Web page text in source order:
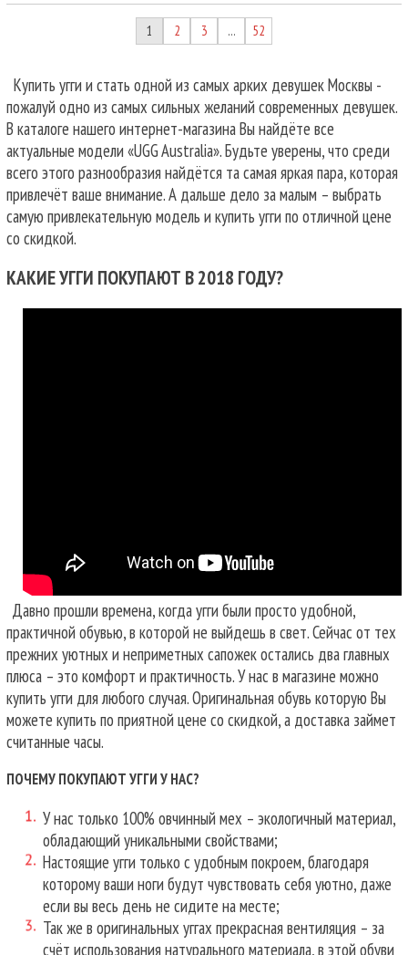
1 2 3 … 52
Купить угги и стать одной из самых арких девушек Москвы -
пожалуй одно из самых сильных желаний современных девушек.
В каталоге нашего интернет-магазина Вы найдёте все
актуальные модели «UGG Australia». Будьте уверены, что среди
всего этого разнообразия найдётся та самая яркая пара, которая
привлечёт ваше внимание. А дальше дело за малым – выбрать
самую привлекательную модель и купить угги по отличной цене
со скидкой.
КАКИЕ УГГИ ПОКУПАЮТ В 2018 ГОДУ?
Давно прошли времена, когда угги были просто удобной,
практичной обувью, в которой не выйдешь в свет. Сейчас от тех
прежних уютных и неприметных сапожек остались два главных
плюса – это комфорт и практичность. У нас в магазине можно
купить угги для любого случая.Оригинальная обувь которую Вы
можете купить по приятной цене со скидкой, а доставка займет
считанные часы.
ПОЧЕМУ ПОКУПАЮТ УГГИ У НАС?
У нас только 100% овчинный мех – экологичный материал,
обладающий уникальными свойствами;
Настоящие угги только с удобным покроем, благодаря
которому ваши ноги будут чувствовать себя уютно, даже
если вы весь день не сидите на месте;
Так же в оригинальных уггах прекрасная вентиляция – за
счёт использования натурального материала, в этой обуви